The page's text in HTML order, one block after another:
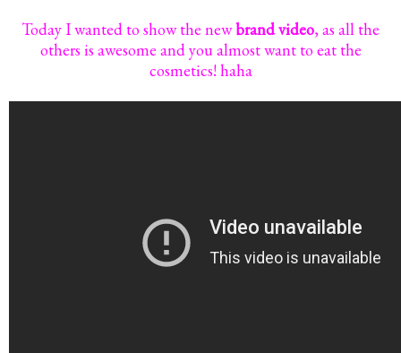
Today I wanted to show the newbrand video, as all the
others is awesome and you almost want to eat the
cosmetics! haha